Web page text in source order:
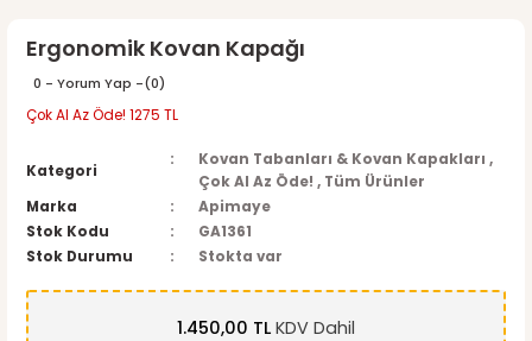
Ergonomik Kovan Kapağı
0 - Yorum Yap -(0)
Çok Al Az Öde! 1275 TL
Kategori
Kovan Tabanları & Kovan Kapakları ,
Çok Al Az Öde! , Tüm Ürünler
Marka
Apimaye
Stok Kodu
GA1361
Stok Durumu
Stokta var
1.450,00 TL KDV Dahil